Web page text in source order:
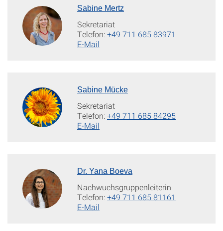
Sabine Mertz
Sekretariat
Telefon:+49 711 685 83971
E-Mail
Sabine Mücke
Sekretariat
Telefon:+49 711 685 84295
E-Mail
Dr. Yana Boeva
Nachwuchsgruppenleiterin
Telefon:+49 711 685 81161
E-Mail